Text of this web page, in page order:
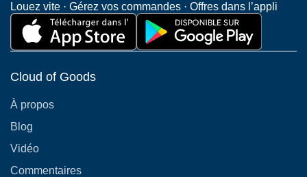
Louez vite · Gérez vos commandes · Offres dans l’appli
Cloud of Goods
À propos
Blog
Vidéo
Commentaires